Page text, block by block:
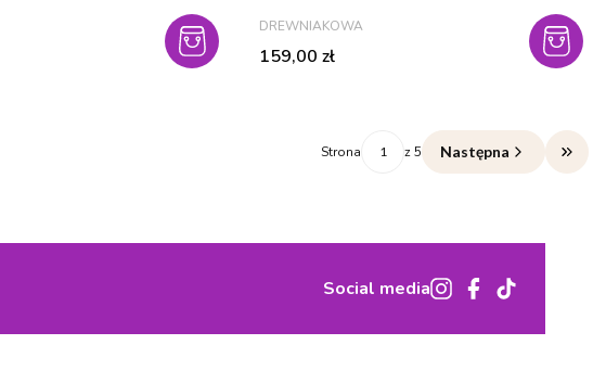
PRODUCENT
DREWNIAKOWA
Cena
159,00 zł
Strona z 5 Następna
Social media